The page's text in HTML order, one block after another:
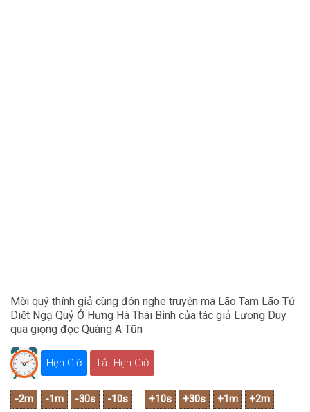
Mời quý thính giả cùng đón nghe truyện ma Lão Tam Lão Tứ
Diệt Ngạ Quỷ Ở Hưng Hà Thái Bình của tác giả Lương Duy
qua giọng đọc Quàng A Tũn
Hẹn Giờ Tắt Hẹn Giờ